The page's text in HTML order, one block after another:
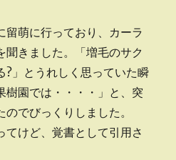
萌に行っており、カーラ
聞きました。「増毛のサク
?」とうれしく思っていた瞬
樹園では・・・・」と、突
でびっくりしました。
けど、覚書として引用さ